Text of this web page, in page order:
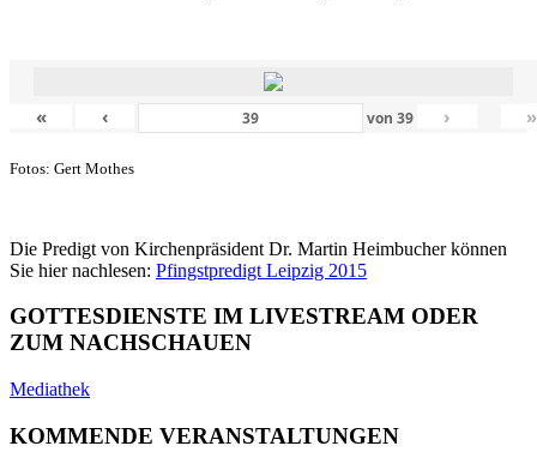
« ‹ von39 › »
Fotos: Gert Mothes
Die Predigt von Kirchenpräsident Dr. Martin Heimbucher können
Sie hier nachlesen: Pfingstpredigt Leipzig 2015
GOTTESDIENSTE IM LIVESTREAM ODER
ZUM NACHSCHAUEN
Mediathek
KOMMENDE VERANSTALTUNGEN